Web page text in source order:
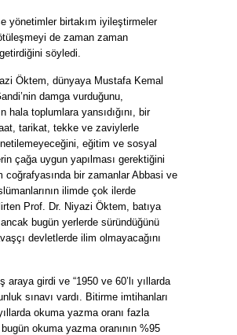
yönetimler birtakım iyileştirmeler
de zaman zaman
söyledi.
Öktem, dünyaya Mustafa Kemal
damga vurduğunu,
hala toplumlara yansıdığını, bir
tarikat, tekke ve zaviylerle
eğitim ve sosyal
çağa uygun yapılması gerektiğini
coğrafyasında bir zamanlar Abbasi ve
ilimde çok ilerde
Prof. Dr. Niyazi Öktem, batıya
ancak bugün yerlerde süründüğünü
devletlerde ilim olmayacağını
araya girdi ve “1950 ve 60’lı yıllarda
sınavı vardı. Bitirme imtihanları
okuma yazma oranı fazla
okuma yazma oranının %95